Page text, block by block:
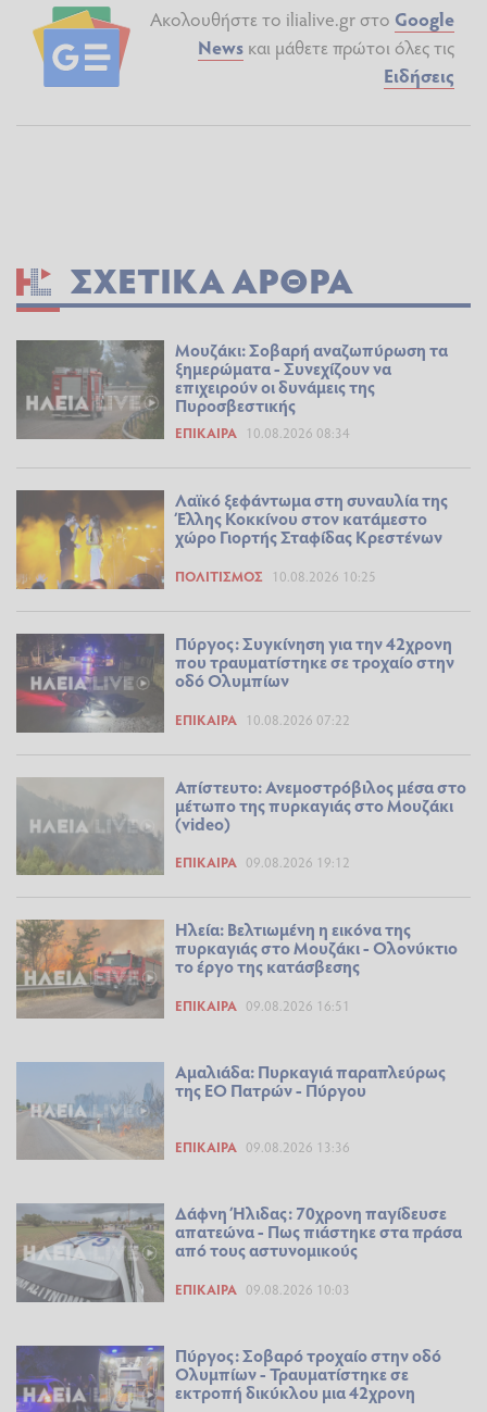
Ακολουθήστε το ilialive.gr στο Google
News και μάθετε πρώτοι όλες τις
Ειδήσεις
ΣΧΕΤΙΚΆ ΆΡΘΡΑ
Μουζάκι: Σοβαρή αναζωπύρωση τα
ξημερώματα - Συνεχίζουν να
επιχειρούν οι δυνάμεις της
Πυροσβεστικής
ΕΠΊΚΑΙΡΑ 10.08.2026 08:34
Λαϊκό ξεφάντωμα στη συναυλία της
Έλλης Κοκκίνου στον κατάμεστο
χώρο Γιορτής Σταφίδας Κρεστένων
ΠΟΛΙΤΙΣΜΌΣ 10.08.2026 10:25
Πύργος: Συγκίνηση για την 42χρονη
που τραυματίστηκε σε τροχαίο στην
οδό Ολυμπίων
ΕΠΊΚΑΙΡΑ 10.08.2026 07:22
Απίστευτο: Ανεμοστρόβιλος μέσα στο
μέτωπο της πυρκαγιάς στο Μουζάκι
(video)
ΕΠΊΚΑΙΡΑ 09.08.2026 19:12
Ηλεία: Βελτιωμένη η εικόνα της
πυρκαγιάς στο Μουζάκι - Ολονύκτιο
το έργο της κατάσβεσης
ΕΠΊΚΑΙΡΑ 09.08.2026 16:51
Αμαλιάδα: Πυρκαγιά παραπλεύρως
της ΕΟ Πατρών - Πύργου
ΕΠΊΚΑΙΡΑ 09.08.2026 13:36
Δάφνη Ήλιδας: 70χρονη παγίδευσε
απατεώνα - Πως πιάστηκε στα πράσα
από τους αστυνομικούς
ΕΠΊΚΑΙΡΑ 09.08.2026 10:03
Πύργος: Σοβαρό τροχαίο στην οδό
Ολυμπίων - Τραυματίστηκε σε
εκτροπή δικύκλου μια 42χρονη